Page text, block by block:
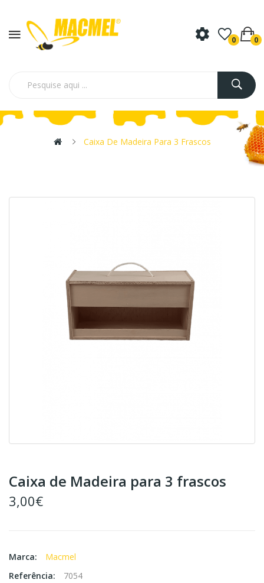
0 0
Caixa De Madeira Para 3 Frascos
Caixa de Madeira para 3 frascos
3,00€
Marca:
Macmel
Referência:
7054